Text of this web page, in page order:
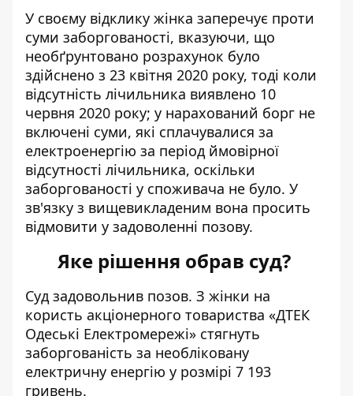
У своєму відклику жінка заперечує проти
суми заборгованості, вказуючи, що
необґрунтовано розрахунок було
здійснено з 23 квітня 2020 року, тоді коли
відсутність лічильника виявлено 10
червня 2020 року; у нарахований борг не
включені суми, які сплачувалися за
електроенергію за період ймовірної
відсутності лічильника, оскільки
заборгованості у споживача не було. У
зв'язку з вищевикладеним вона просить
відмовити у задоволенні позову.
Яке рішення обрав суд?
Суд задовольнив позов. З жінки на
користь акціонерного товариства «ДТЕК
Одеські Електромережі» стягнуть
заборгованість за необліковану
електричну енергію у розмірі 7 193
гривень.